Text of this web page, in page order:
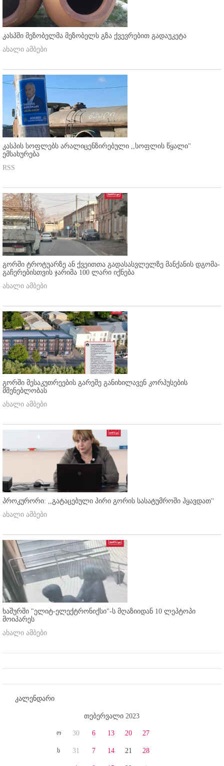
კასპში მეზობელმა მეზობელს გზა ქვევრებით გადაუკეტა
ახალი ამბები
კასპის სოფლებს არალიცენზირებული ,,სოფლის წყალი"
ემსახურება
RSS
გორში ტროტუარზე ან ქვეითთა გადასასვლელზე მანქანის დგომა-
გაჩერებისთვის ჯარიმა 100 ლარი იქნება
ახალი ამბები
გორში მესაკუთრეების გარეშე განიხილავენ კორპუსების
მშენებლობას
ახალი ამბები
პროკურორი: ,,გატაცებული პირი გორის სასატუმროში ჰყავდათ''
ახალი ამბები
ხაშურში "ელიტ-ელექტრონიქსი"-ს მღაზიიდან 10 ლეპტოპი
მოიპარეს
ახალი ამბები
კალენდარი
თებერვალი 2023
ო
ს
30
31
6
7
13
14
20
21
27
28